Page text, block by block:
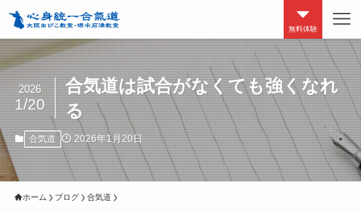
無料体験
合気道は試合がなくても強くなれ
る
2026
1/20
合気道 2026年1月20日
ホーム ブログ 合気道